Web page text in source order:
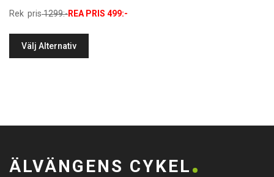
Rek pris1299:-REA PRIS 499:-
Välj Alternativ
ÄLVÄNGENS CYKEL